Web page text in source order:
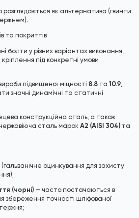
розглядається як альтернатива (гвинти
та покриттів
болти у різних варіантах виконання,
під конкретні умови
підвищеної міцності 8.8 та 10.9
значні динамічні та статичні
конструкційна сталь, а також
сталь марок A2 (AISI 304) та
(гальванічне оцинкування для захисту
(чорні) — часто постачаються в
збереження точності шліфованої